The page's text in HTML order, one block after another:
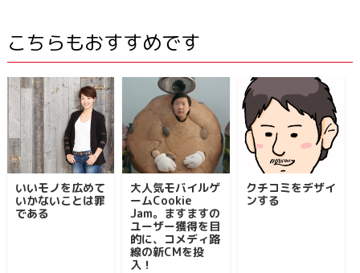
こちらもおすすめです
いいモノを広めて
いかないことは罪
である
大人気モバイルゲ
ームCookie
Jam。ますますの
ユーザー獲得を目
的に、コメディ路
線の新CMを投
入！
クチコミをデザイ
ンする